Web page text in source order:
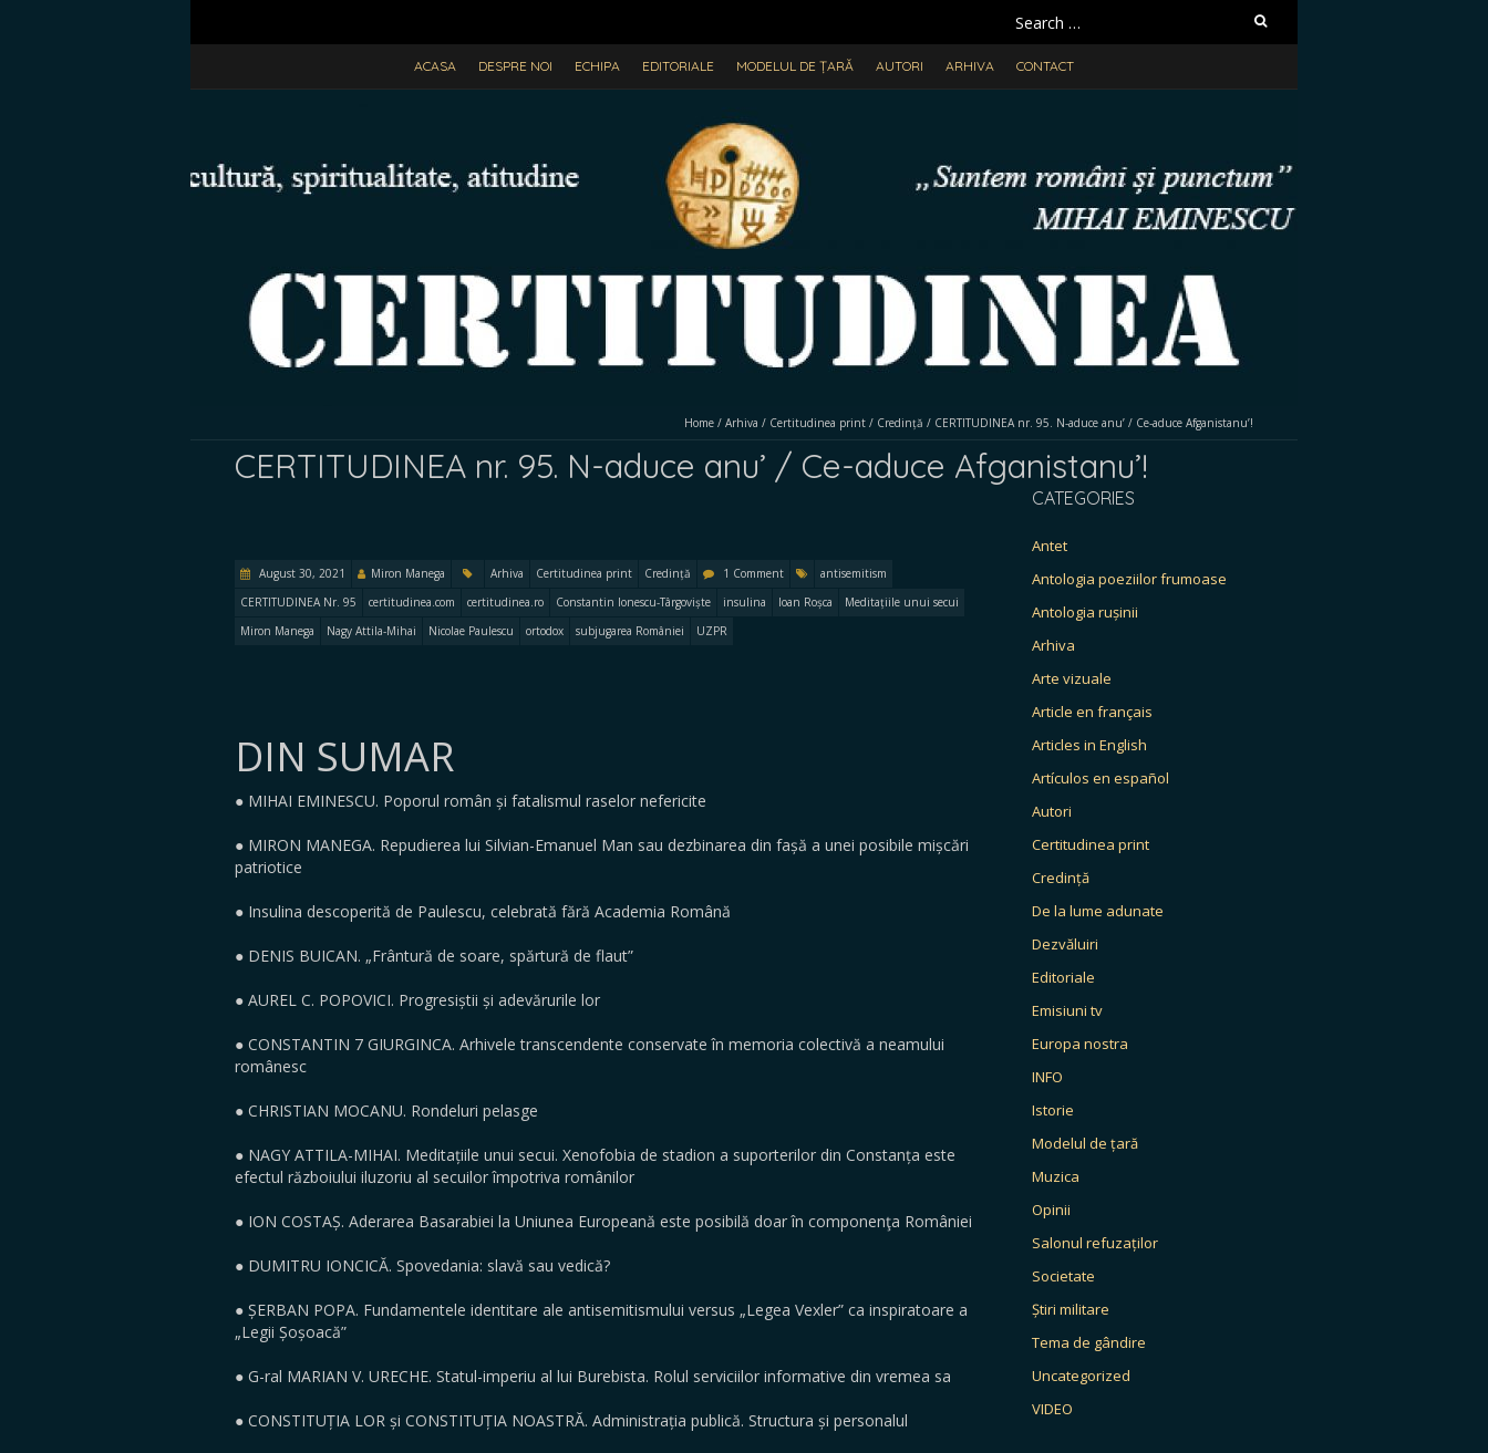
Search
for:
ACASA DESPRE NOI ECHIPA EDITORIALE MODELUL DE ȚARĂ AUTORI ARHIVA CONTACT
Home / Arhiva / Certitudinea print / Credință / CERTITUDINEA nr. 95. N-aduce anu’ / Ce-aduce Afganistanu’!
CERTITUDINEA nr. 95. N-aduce anu’ / Ce-aduce Afganistanu’!
August 30, 2021 Miron Manega Arhiva Certitudinea print Credință 1 Comment
antisemitism
CERTITUDINEA Nr. 95
certitudinea.com certitudinea.ro Constantin Ionescu-Târgoviște insulina Ioan Roșca
Meditațiile unui secui
Miron Manega
Nagy Attila-Mihai Nicolae Paulescu ortodox subjugarea României UZPR
DIN SUMAR
● MIHAI EMINESCU. Poporul român și fatalismul raselor nefericite
● MIRON MANEGA. Repudierea lui Silvian-Emanuel Man sau dezbinarea din fașă a unei posibile mișcări
patriotice
● Insulina descoperită de Paulescu, celebrată fără Academia Română
● DENIS BUICAN. „Frântură de soare, spărtură de flaut”
● AUREL C. POPOVICI. Progresiștii și adevărurile lor
● CONSTANTIN 7 GIURGINCA. Arhivele transcendente conservate în memoria colectivă a neamului
românesc
● CHRISTIAN MOCANU. Rondeluri pelasge
● NAGY ATTILA-MIHAI. Meditațiile unui secui. Xenofobia de stadion a suporterilor din Constanța este
efectul războiului iluzoriu al secuilor împotriva românilor
● ION COSTAȘ. Aderarea Basarabiei la Uniunea Europeană este posibilă doar în componenţa României
● DUMITRU IONCICĂ. Spovedania: slavă sau vedică?
● ȘERBAN POPA. Fundamentele identitare ale antisemitismului versus „Legea Vexler” ca inspiratoare a
„Legii Șoșoacă”
● G-ral MARIAN V. URECHE. Statul-imperiu al lui Burebista. Rolul serviciilor informative din vremea sa
● CONSTITUȚIA LOR și CONSTITUȚIA NOASTRĂ. Administrația publică. Structura și personalul
CATEGORIES
Antet
Antologia poeziilor frumoase
Antologia rușinii
Arhiva
Arte vizuale
Article en français
Articles in English
Artículos en español
Autori
Certitudinea print
Credință
De la lume adunate
Dezvăluiri
Editoriale
Emisiuni tv
Europa nostra
INFO
Istorie
Modelul de țară
Muzica
Opinii
Salonul refuzaților
Societate
Știri militare
Tema de gândire
Uncategorized
VIDEO